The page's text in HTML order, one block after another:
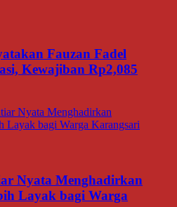
Fauzan Fadel
Kewajiban Rp2,085
Nyata Menghadirkan
Layak bagi Warga